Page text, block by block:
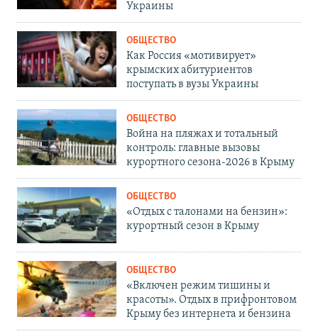
Украины
ОБЩЕСТВО
Как Россия «мотивирует»
крымских абитуриентов
поступать в вузы Украины
ОБЩЕСТВО
Война на пляжах и тотальный
контроль: главные вызовы
курортного сезона-2026 в Крыму
ОБЩЕСТВО
«Отдых с талонами на бензин»:
курортный сезон в Крыму
ОБЩЕСТВО
«Включен режим тишины и
красоты». Отдых в прифронтовом
Крыму без интернета и бензина